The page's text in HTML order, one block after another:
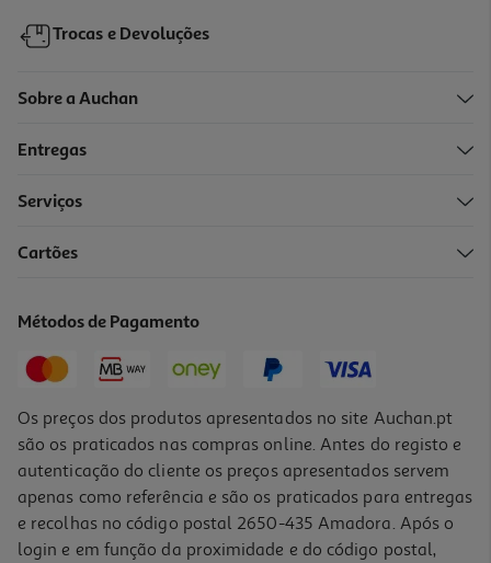
Trocas e Devoluções
Sobre a Auchan
Entregas
Serviços
Cartões
Métodos de Pagamento
Os preços dos produtos apresentados no site Auchan.pt
são os praticados nas compras online. Antes do registo e
autenticação do cliente os preços apresentados servem
apenas como referência e são os praticados para entregas
e recolhas no código postal 2650-435 Amadora. Após o
login e em função da proximidade e do código postal,